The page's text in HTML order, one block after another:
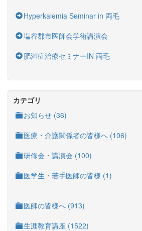
Hyperkalemia Seminar in 両毛
塩谷郡市医師会学術講演会
肥満症治療セミナーIN 両毛
カテゴリ
お知らせ (36)
医療・介護関係者の皆様へ (106)
研修会・講演会 (100)
医学生・若手医師の皆様 (1)
医師の皆様へ (913)
生涯教育講座 (1522)